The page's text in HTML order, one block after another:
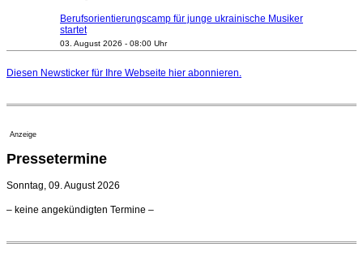
startet
03. August 2026 - 08:00 Uhr
Nationaltheater Mannheim
Regensburger Generalmusikdirektor Stefan Veselka
Kammerorchester Heilbronn: Chefdirigent Risto Joost
verlängert bis 2030
Ensemblemitglieder
Diesen Newsticker für Ihre Webseite hier abonnieren.
Anzeige
Pressetermine
Sonntag, 09. August 2026
– keine angekündigten Termine –